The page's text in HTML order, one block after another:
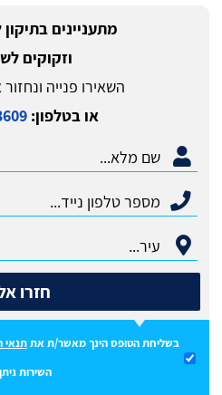
מתעניינים
וזקוקים
השאירו פנייה
או בטלפון:
חזרו
בשליחת הטופס הינך מאשר/ת אתתנאי
השירות